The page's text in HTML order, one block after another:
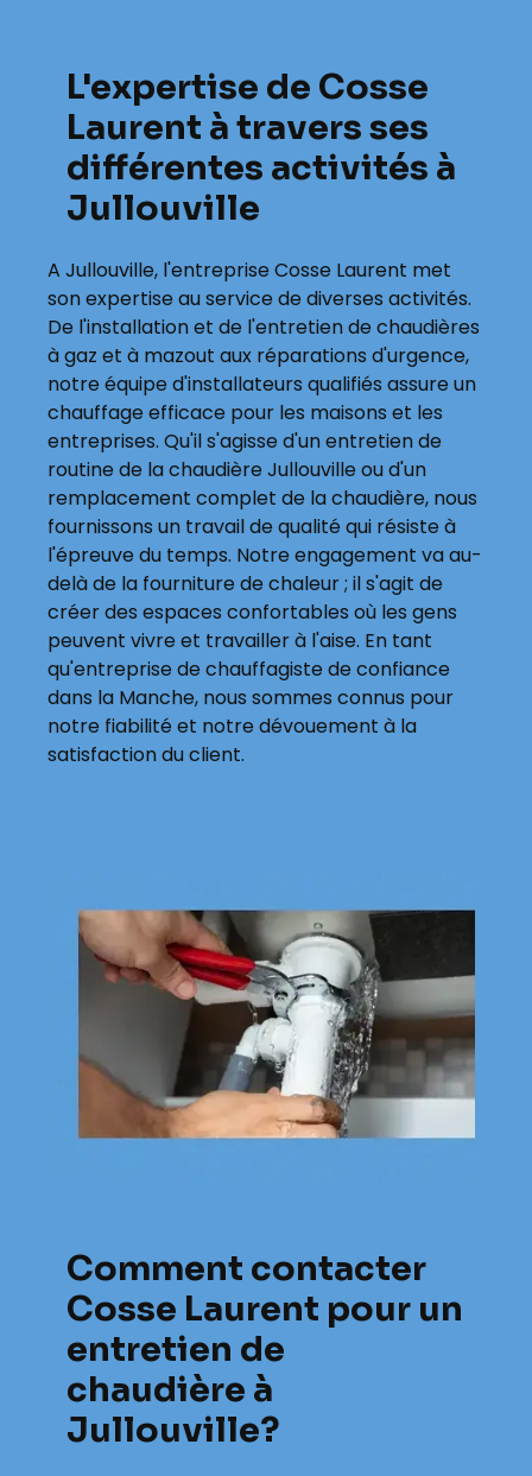
L'expertise de Cosse
Laurent à travers ses
différentes activités à
Jullouville
A Jullouville, l'entreprise Cosse Laurent met
son expertise au service de diverses activités.
De l'installation et de l'entretien de chaudières
à gaz et à mazout aux réparations d'urgence,
notre équipe d'installateurs qualifiés assure un
chauffage efficace pour les maisons et les
entreprises. Qu'il s'agisse d'un entretien de
routine de la chaudière Jullouville ou d'un
remplacement complet de la chaudière, nous
fournissons un travail de qualité qui résiste à
l'épreuve du temps. Notre engagement va au-
delà de la fourniture de chaleur ; il s'agit de
créer des espaces confortables où les gens
peuvent vivre et travailler à l'aise. En tant
qu'entreprise de chauffagiste de confiance
dans la Manche, nous sommes connus pour
notre fiabilité et notre dévouement à la
satisfaction du client.
Comment contacter
Cosse Laurent pour un
entretien de
chaudière à
Jullouville?